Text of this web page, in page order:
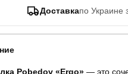
Доставкапо Украине
Pobedov «Ergo» — это